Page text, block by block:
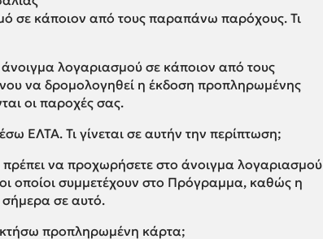
σε κάποιον από τους παραπάνω παρόχους. Τι
λογαριασμού σε κάποιον από τους
να δρομολογηθεί η έκδοση προπληρωμένης
οι παροχές σας.
ΕΛΤΑ. Τι γίνεται σε αυτήν την περίπτωση;
να προχωρήσετε στο άνοιγμα λογαριασμού
οποίοι συμμετέχουν στο Πρόγραμμα, καθώς η
σήμερα σε αυτό.
προπληρωμένη κάρτα;